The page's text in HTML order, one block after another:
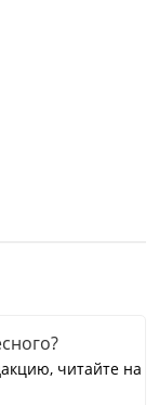
читайте на